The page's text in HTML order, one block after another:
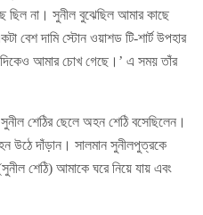
ছিল না। সুনীল বুঝেছিল আমার কাছে
দামি স্টোন ওয়াশড টি-শার্ট উপহার
দিকেও আমার চোখ গেছে।’ এ সময় তাঁর
শেঠির ছেলে অহন শেঠি বসেছিলেন।
উঠে দাঁড়ান। সালমান সুনীলপুত্রকে
শেঠি) আমাকে ঘরে নিয়ে যায় এবং